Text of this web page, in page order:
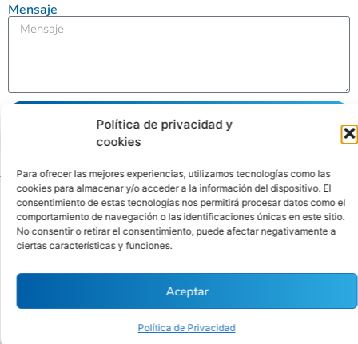
Política de privacidad y
cookies
Para ofrecer las mejores experiencias, utilizamos tecnologías como las
cookies para almacenar y/o acceder a la información del dispositivo. El
consentimiento de estas tecnologías nos permitirá procesar datos como el
comportamiento de navegación o las identificaciones únicas en este sitio.
No consentir o retirar el consentimiento, puede afectar negativamente a
ciertas características y funciones.
Aceptar
Política de Privacidad
Mensaje
Enviar
Ubicación
Calle
Antequera
Nro. 176
Piso Int.
701, San
Contacto
(01) 346
contacto@cytbio.com
de